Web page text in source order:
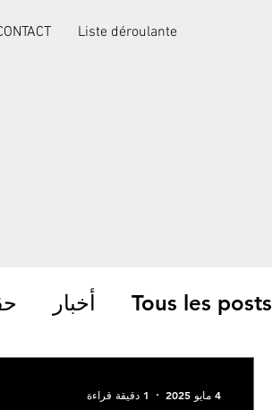
Liste déroulante
Tous les posts أخبار
4 مايو 2025 1 دقيقة قراءة